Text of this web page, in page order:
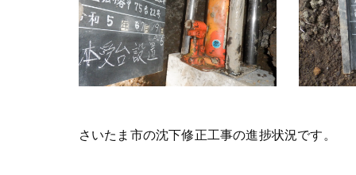
さいたま市の沈下修正工事の進捗状況です。